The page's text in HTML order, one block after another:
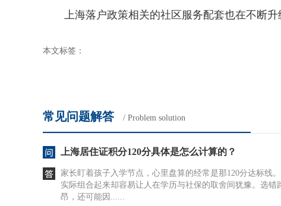
上海落户政策相关的社区服务配套也在不断升
本文标签：
常见问题解答 / Problem solution
上海居住证积分120分具体是怎么计算的？
家长盯着孩子入学节点，心里盘算的经常是那120分达标线
实际组合起来却容易让人在学历与社保的取舍间犹豫。选错
昂，还可能因......